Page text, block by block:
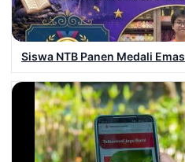
Siswa NTB Panen Medali